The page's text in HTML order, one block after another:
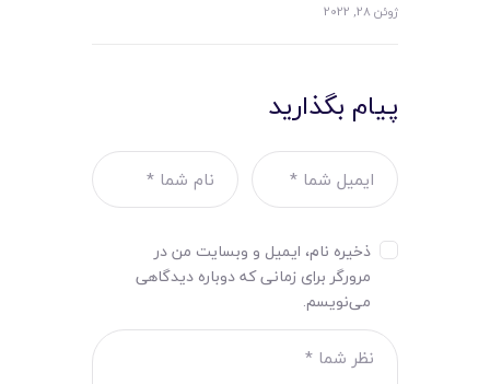
ژوئن 28, 2022
پیام بگذارید
ذخیره نام، ایمیل و وبسایت من در
مرورگر برای زمانی که دوباره دیدگاهی
می‌نویسم.